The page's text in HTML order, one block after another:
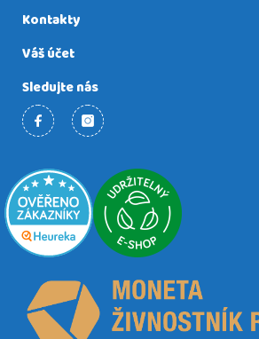
Kontakty
Váš účet
Sledujte nás